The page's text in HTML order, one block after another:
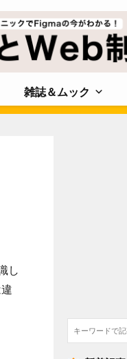
雑誌＆ムック
し
検
索